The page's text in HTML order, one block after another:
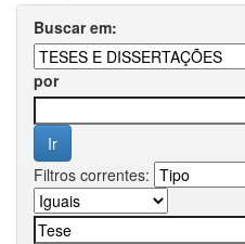
Buscar em:
por
Filtros correntes: